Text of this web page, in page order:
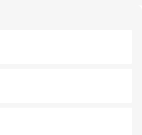
の風情を楽しめる外せないスポット